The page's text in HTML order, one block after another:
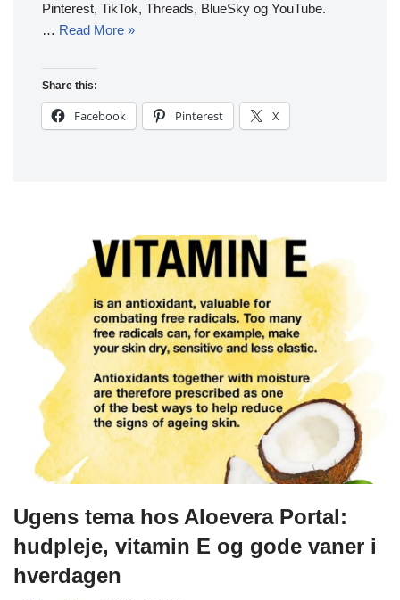
Pinterest, TikTok, Threads, BlueSky og YouTube.
… Read More »
Share this:
Facebook Pinterest X
Ugens tema hos Aloevera Portal:
hudpleje, vitamin E og gode vaner i
hverdagen